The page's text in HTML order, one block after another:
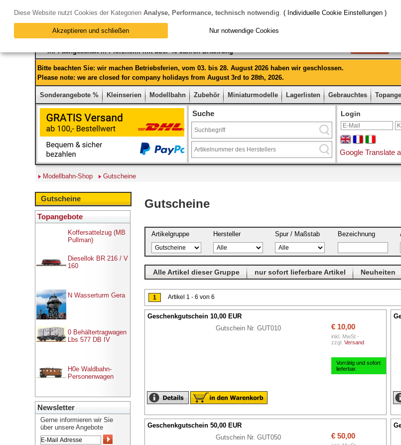
Ihr Fachgeschäft in Pforzheim mit über 40 Jahren Erfahrung
Bitte beachten Sie: wir machen Betriebsferien, vom 03. bis 28. August 2026 haben wir geschlossen.
Please note: we are closed for company holidays from August 3rd to 28th, 2026.
Sonderangebote % Kleinserien Modellbahn Zubehör Miniaturmodelle Lagerlisten Gebrauchtes
Suche Login
Google Translate
Modellbahn-Shop Gutscheine
Gutscheine
Topangebote
Koffersattelzug (MB
Pullman)
Diesellok BR 216 / V
160
N Wasserturm Gera
0 Behältertragwagen
Lbs 577 DB IV
H0e Waldbahn-
Personenwagen
Newsletter
Gerne informieren wir Sie
über unsere Angebote
Gutscheine
Artikelgruppe Hersteller Spur / Maßstab Bezeichnung
Alle Artikel dieser Gruppe nur sofort lieferbare Artikel Neuheiten
1 Artikel 1 - 6 von 6
Geschenkgutschein 10,00 EUR
Gutschein Nr. GUT010
€ 10,00
inkl. MwSt -
zzgl. Versand
Vorrätig und sofort
lieferbar.
Geschenkgutschein 50,00 EUR
Gutschein Nr. GUT050
€ 50,00
Diese Website nutzt Cookies der Kategorien Analyse, Performance, technisch notwendig. ( Individuelle Cookie Einstellungen )
Akzeptieren und schließen Nur notwendige Cookies